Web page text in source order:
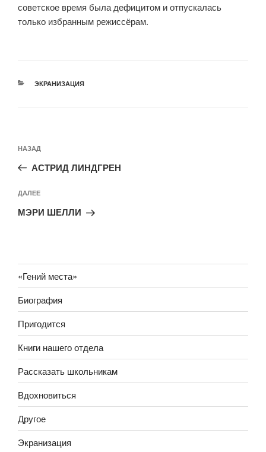
советское время была дефицитом и отпускалась
только избранным режиссёрам.
РУБРИКИ
ЭКРАНИЗАЦИЯ
по
записям
Предыдущая
запись:
НАЗАД
АСТРИД ЛИНДГРЕН
Следующая
запись
ДАЛЕЕ
МЭРИ ШЕЛЛИ
«Гений места»
Биография
Пригодится
Книги нашего отдела
Рассказать школьникам
Вдохновиться
Другое
Экранизация